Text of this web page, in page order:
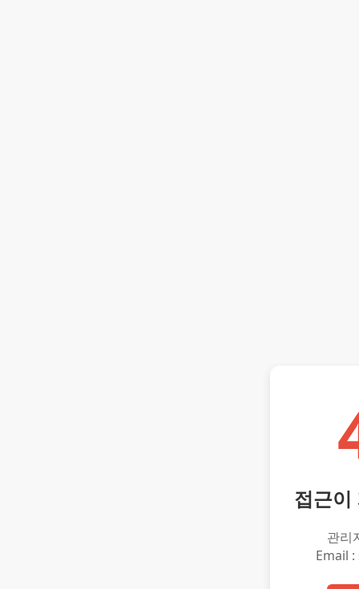
접근이
관리
Email